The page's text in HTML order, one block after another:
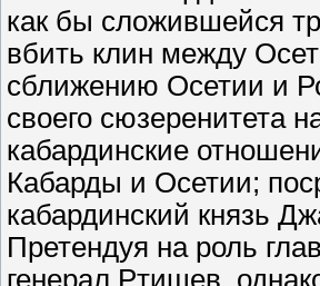
как бы сложившейся
вбить клин между
сближению Осетии и
своего сюзеренитета
кабардинские
Кабарды и Осетии;
кабардинский князь
Претендуя на роль
генерал Ртищев,